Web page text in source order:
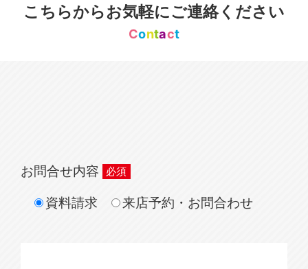
こちらからお気軽にご連絡ください
Contact
お問合せ内容
資料請求
来店予約・お問合わせ